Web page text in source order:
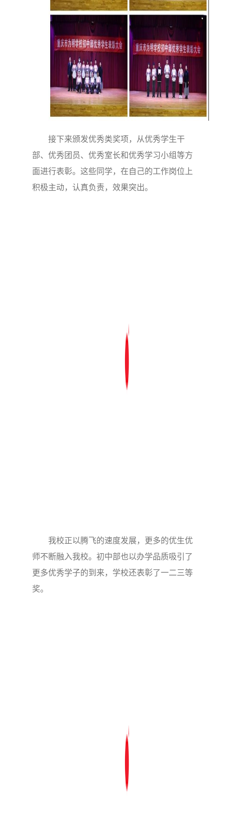
接下来颁发优秀类奖项，从优秀学生干
部、优秀团员、优秀室长和优秀学习小组等方
面进行表彰。这些同学，在自己的工作岗位上
积极主动，认真负责，效果突出。
我校正以腾飞的速度发展，更多的优生优
师不断融入我校。初中部也以办学品质吸引了
更多优秀学子的到来，学校还表彰了一二三等
奖。